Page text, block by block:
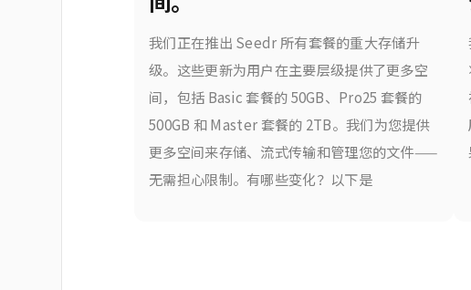
我们正在推出 Seedr 所有套餐的重大存储升
级。这些更新为用户在主要层级提供了更多空
间，包括 Basic 套餐的 50GB、Pro25 套餐的
500GB 和 Master 套餐的 2TB。我们为您提供
更多空间来存储、流式传输和管理您的文件——
无需担心限制。有哪些变化？以下是